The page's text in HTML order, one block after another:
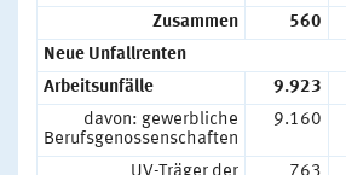
Zusammen 560
Neue Unfallrenten
Arbeitsunfälle
9.923
davon: gewerbliche
Berufsgenossenschaften
9.160